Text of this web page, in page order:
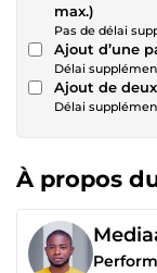
max.)
Pas de délai
Ajout d’une
Délai
Ajout de
Délai
À propos